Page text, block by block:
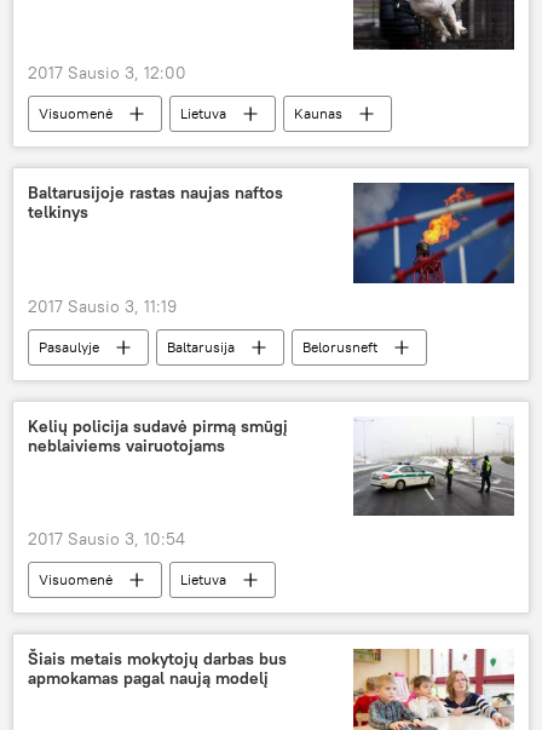
2017 Sausio 3, 12:00
Visuomenė Lietuva
Kaunas
Lietuvos zoologijos sodas
baltoji palėda
Baltarusijoje rastas naujas naftos
telkinys
2017 Sausio 3, 11:19
Pasaulyje Baltarusija
Belorusneft
nafta
Kelių policija sudavė pirmą smūgį
neblaiviems vairuotojams
2017 Sausio 3, 10:54
Visuomenė
Lietuva
Lietuvos kelių policijos tarnyba
neblaivus vairuotojas
girtumas
Policijos pareigūnai skuba į pagalbą
Šiais metais mokytojų darbas bus
apmokamas pagal naują modelį